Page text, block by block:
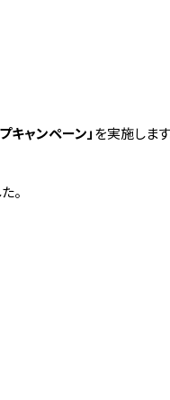
キャンペーン」を実施します
。